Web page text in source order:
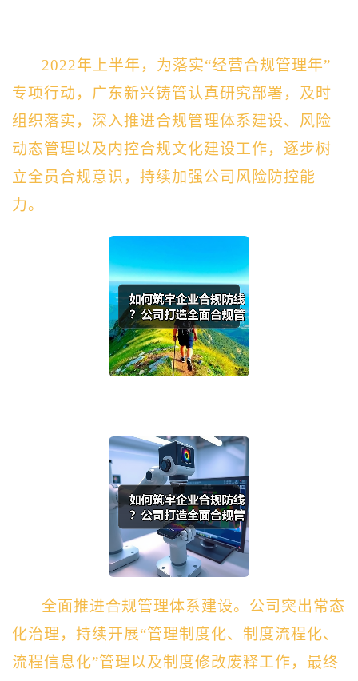
2022年上半年，为落实“经营合规管理年”
专项行动，广东新兴铸管认真研究部署，及时
组织落实，深入推进合规管理体系建设、风险
动态管理以及内控合规文化建设工作，逐步树
立全员合规意识，持续加强公司风险防控能
力。
全面推进合规管理体系建设。 公司突出常态
化治理，持续开展“管理制度化、制度流程化、
流程信息化”管理以及制度修改废释工作，最终